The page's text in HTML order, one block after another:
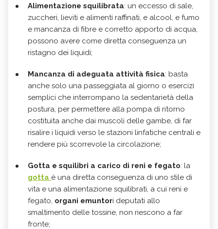
Alimentazione squilibrata: un eccesso di sale,
zuccheri, lieviti e alimenti raffinati, e alcool, e fumo
e mancanza di fibre e corretto apporto di acqua,
possono avere come diretta conseguenza un
ristagno dei liquidi;
Mancanza di adeguata attività fisica: basta
anche solo una passeggiata al giorno o esercizi
semplici che interrompano la sedentarietà della
postura, per permettere alla pompa di ritorno
costituita anche dai muscoli delle gambe, di far
risalire i liquidi verso le stazioni linfatiche centrali e
rendere più scorrevole la circolazione;
Gotta e squilibri a carico di reni e fegato: la
gotta è una diretta conseguenza di uno stile di
vita e una alimentazione squilibrati, a cui reni e
fegato, organi emuntori deputati allo
smaltimento delle tossine, non riescono a far
fronte;